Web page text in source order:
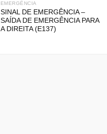
EMERGÊNCIA
SINAL DE EMERGÊNCIA –
SAÍDA DE EMERGÊNCIA PARA
A DIREITA (E137)